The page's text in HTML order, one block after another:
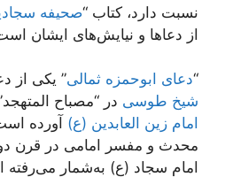
نسبت دارد، کتاب “صحیفه
از دعاها و نیایش‌های ایشان
“دعای ابوحمزه ثمالی” یکی از
شیخ طوسی در “مصباح
امام زین العابدین (ع) آورده
محدث و مفسر امامی در قرن
امام سجاد (ع) به‌شمار